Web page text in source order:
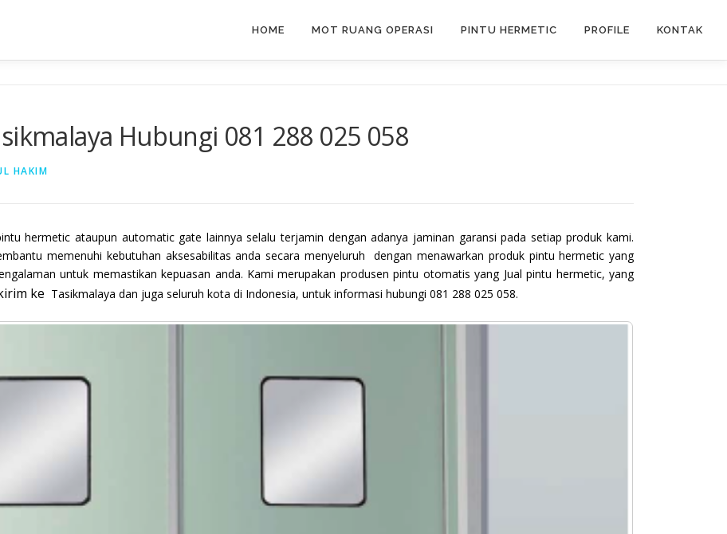
HOME MOT RUANG OPERASI PINTU HERMETIC PROFILE KONTAK
Hubungi 081 288 025 058
HAKIM
hermetic ataupun automatic gate lainnya selalu terjamin dengan adanya jaminan garansi pada setiap produk kami.
memenuhi kebutuhan aksesabilitas anda secara menyeluruh dengan menawarkan produk pintu hermetic yang
untuk memastikan kepuasan anda. Kami merupakan produsen pintu otomatis yang Jual pintu hermetic, yang
ke Tasikmalaya dan juga seluruh kota di Indonesia, untuk informasi hubungi 081 288 025 058.